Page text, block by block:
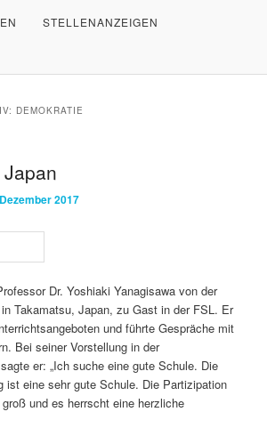
STELLENANZEIGEN
DEMOKRATIE
2017
Dr. Yoshiaki Yanagisawa von der
Takamatsu, Japan, zu Gast in der FSL. Er
und führte Gespräche mit
Bei seiner Vorstellung in der
er: „Ich suche eine gute Schule. Die
ist eine sehr gute Schule. Die Partizipation
und es herrscht eine herzliche